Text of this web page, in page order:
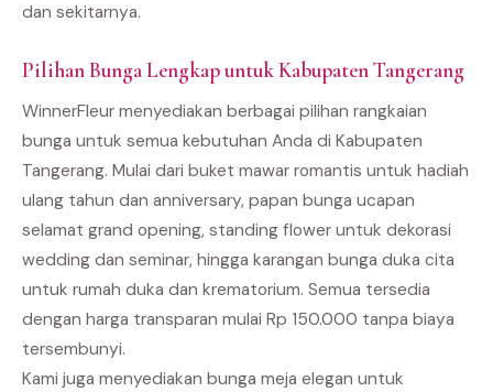
dan sekitarnya.
Pilihan Bunga Lengkap untuk Kabupaten Tangerang
WinnerFleur menyediakan berbagai pilihan rangkaian
bunga untuk semua kebutuhan Anda di Kabupaten
Tangerang. Mulai dari buket mawar romantis untuk hadiah
ulang tahun dan anniversary, papan bunga ucapan
selamat grand opening, standing flower untuk dekorasi
wedding dan seminar, hingga karangan bunga duka cita
untuk rumah duka dan krematorium. Semua tersedia
dengan harga transparan mulai Rp 150.000 tanpa biaya
tersembunyi.
Kami juga menyediakan bunga meja elegan untuk